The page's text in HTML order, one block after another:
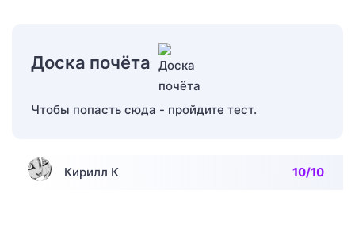
Доска почёта
Чтобы попасть сюда - пройдите тест.
Кирилл К 10/10